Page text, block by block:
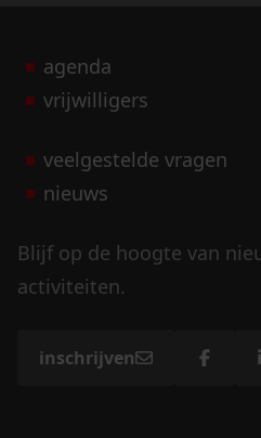
agenda
vrijwilligers
veelgestelde vragen
nieuws
Blijf op de hoogte van
activiteiten.
inschrijven